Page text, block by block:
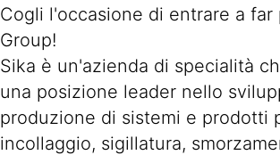
Cogli l'occasione di entrare a far
Group!
Sika è un'azienda di specialità
una posizione leader nello
produzione di sistemi e prodotti
incollaggio, sigillatura,